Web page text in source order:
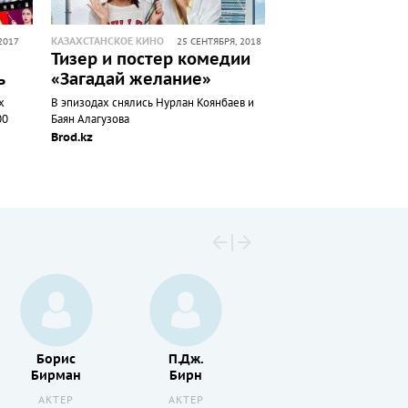
КАЗАХСТАНСКОЕ КИНО 25 СЕНТЯБРЯ, 2018
Тизер и постер комедии
«Загадай желание»
В эпизодах снялись Нурлан Коянбаев и
Баян Алагузова
Brod.kz
Борис
Бирман
АКТЕР
П.Дж.
Бирн
АКТЕР